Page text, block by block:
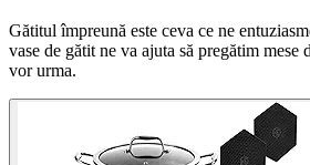
Gătitul împreună este ceva ce ne
vase de gătit ne va ajuta să pregătim mese
vor urma.